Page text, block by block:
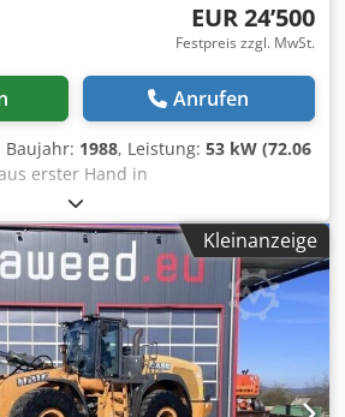
EUR 24’500
Festpreis zzgl. MwSt.
Anrufen
Baujahr: 1988, Leistung: 53 kW (72.06
aus erster Hand in
ca. 8.600Baujahr:
km/h GetriebePreis:
Dkedpfjzdmutex Ahvsr
Kleinanzeige